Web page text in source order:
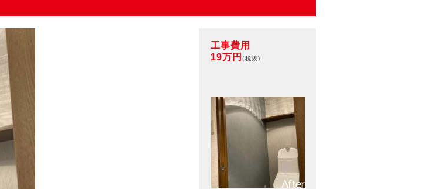
工事費用
19万円(税抜)